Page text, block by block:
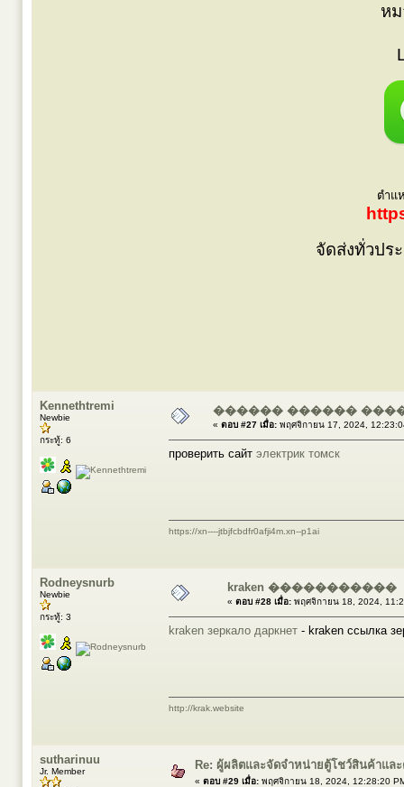
ห
ตำแ
จัดส่งทั่วปร
Kennethtremi
Newbie
กระทู้: 6
������ ������
« ตอบ #27 เมื่อ: พฤศจิกายน 17, 2024,
проверить сайт электрик томск
https://xn----jtbjfcbdfr0afji4m.xn--p1ai
Rodneysnurb
Newbie
กระทู้: 3
kraken �����������
« ตอบ #28 เมื่อ: พฤศจิกายน 18, 2024,
kraken зеркало даркнет - kraken ссылка
http://krak.website
sutharinuu
Jr. Member Re: ผู้ผลิตและจัดจำหน่ายตู้โชว์สินค้าแล
« ตอบ #29 เมื่อ: พฤศจิกายน 18, 2024, 12:28:20